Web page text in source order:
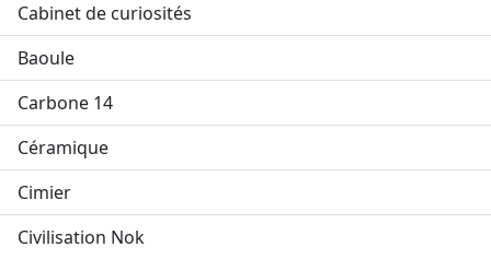
Cabinet de curiosités
Baoule
Carbone 14
Céramique
Cimier
Civilisation Nok